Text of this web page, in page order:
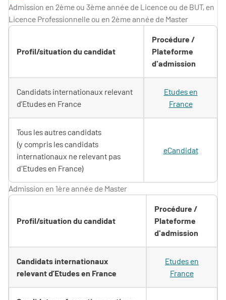
Admission en 2ème ou 3ème année de Licence ou de BUT, en
Licence Professionnelle ou en 2ème année de Master
Profil/situation du candidat
Procédure /
Plateforme
d'admission
Candidats internationaux relevant
d’Etudes en France
Etudes en
France
Tous les autres candidats
(y compris les candidats
internationaux ne relevant pas
d'Etudes en France)
eCandidat
Admission en 1ère année de Master
Profil/situation du candidat
Procédure /
Plateforme
d'admission
Candidats internationaux
relevant d’Etudes en France
Etudes en
France